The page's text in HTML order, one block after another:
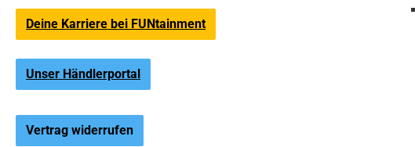
Deine Karriere bei FUNtainment
Unser Händlerportal
Vertrag widerrufen